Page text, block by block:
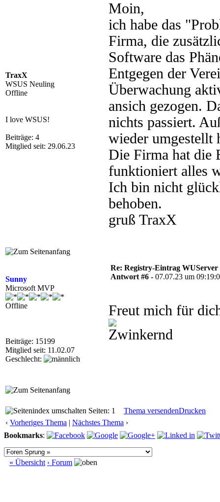
TraxX
WSUS Neuling
Offline
I love WSUS!
Beiträge: 4
Mitglied seit: 29.06.23
Moin,
ich habe das
Firma, die
Software das
Entgegen der
Überwachung
ansich gezogen.
nichts passiert.
wieder umgestellt
Die Firma hat die
funktioniert alles
Ich bin nicht
behoben.
gruß TraxX
Sunny
Microsoft MVP
Offline
Beiträge: 15199
Mitglied seit: 11.02.07
Geschlecht:
Re: Registry-Eintrag WUServer
Antwort #6 - 07.07.23 um
Freut mich für
Seiten: 1 Thema versendenDrucken
‹ Vorheriges Thema | Nächstes Thema ›
Bookmarks:
« Übersicht ‹ Forum